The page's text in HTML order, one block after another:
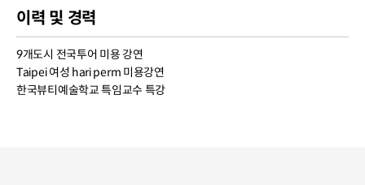
이력 및 경력
9개도시 전국투어 미용 강연
Taipei 여성 hari perm 미용강연
한국뷰티예술학교 특임교수 특강